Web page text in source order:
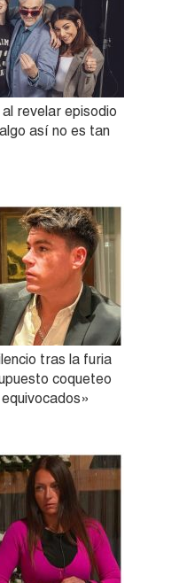
revelar episodio
así no es tan
tras la furia
coqueteo